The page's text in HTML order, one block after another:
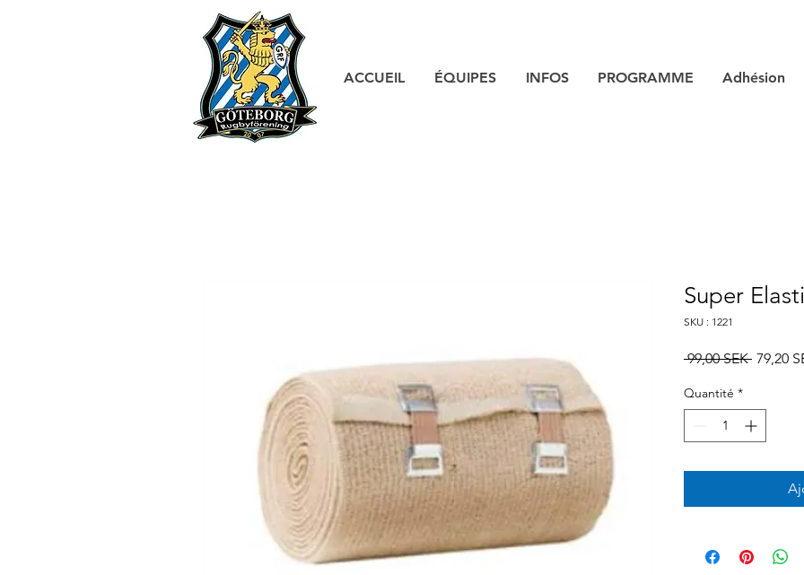
ACCUEIL ÉQUIPES INFOS PROGRAMME Adhésion
Super
SKU : 1221
99,00 SEK Prix
79,20
Quantité *